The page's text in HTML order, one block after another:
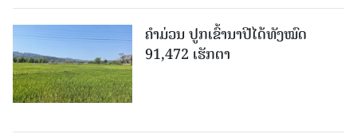
ຄໍາມ່ວນ ປູກເຂົ້ານາປີໄດ້ທັງໝົດ
91,472 ເຮັກຕາ